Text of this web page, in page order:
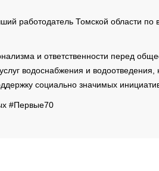
работодатель Томской области
и ответственности перед
водоснабжения и
социально значимых
#Первые70